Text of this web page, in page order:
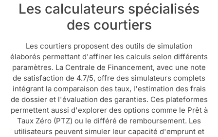
Les calculateurs spécialisés
des courtiers
Les courtiers proposent des outils de simulation
élaborés permettant d'affiner les calculs selon différents
paramètres. La Centrale de Financement, avec une note
de satisfaction de 4.7/5, offre des simulateurs complets
intégrant la comparaison des taux, l'estimation des frais
de dossier et l'évaluation des garanties. Ces plateformes
permettent aussi d'explorer des options comme le Prêt à
Taux Zéro (PTZ) ou le différé de remboursement. Les
utilisateurs peuvent simuler leur capacité d'emprunt et